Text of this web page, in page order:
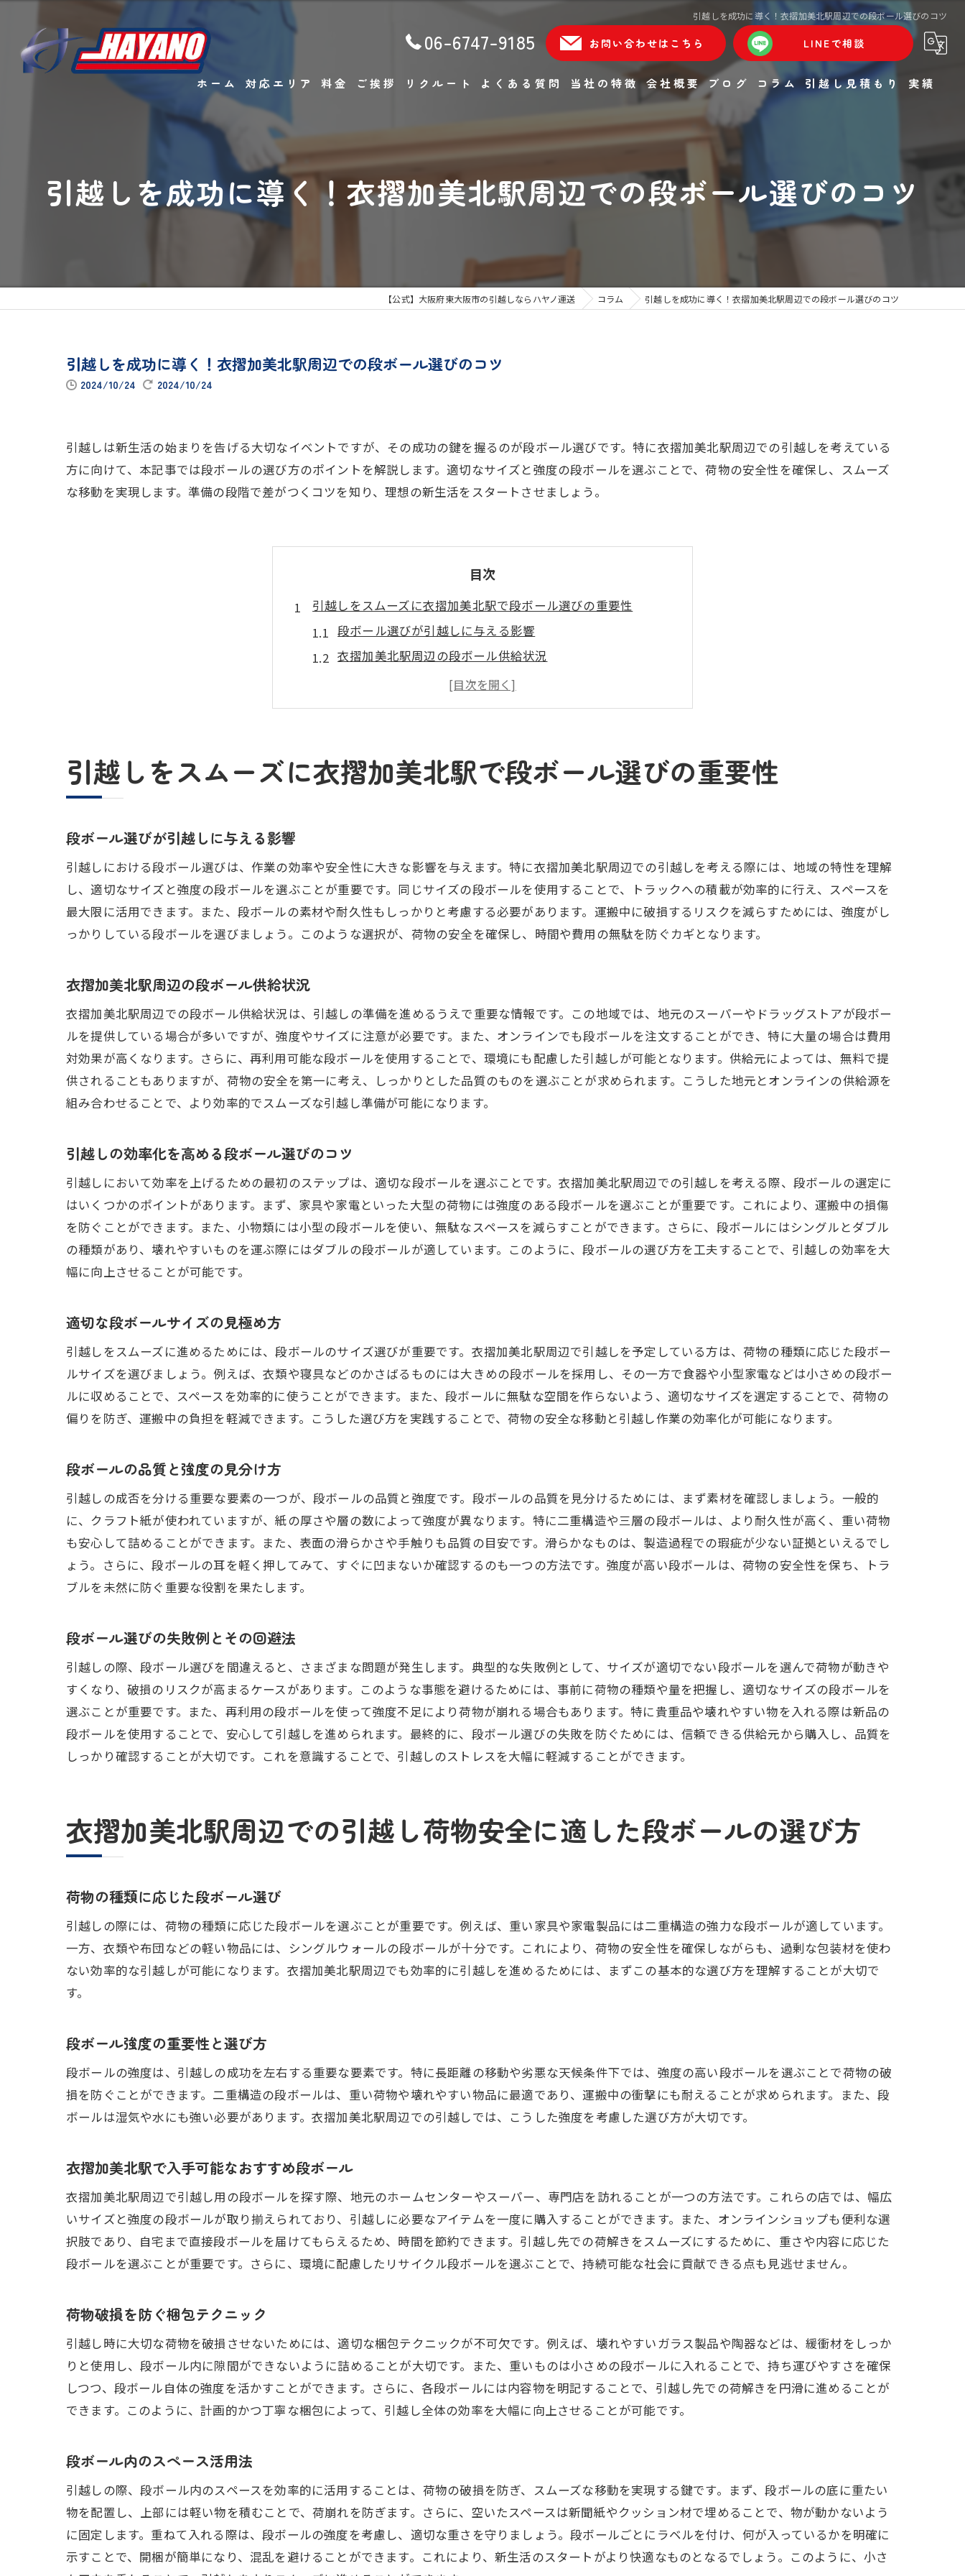
引越しを成功に導く！衣摺加美北駅周辺での段ボール選びのコツ
06-6747-9185 お問い合わせはこちら LINEで相談
ホーム 対応エリア 料金 ご挨拶 リクルート よくある質問 当社の特徴
軽貨物
会社概要 ブログ コラム 引越し見積もり 実績
引越しを成功に導く！衣摺加美北駅周辺での段ボール選びのコツ
【公式】大阪府東大阪市の引越しならハヤノ運送 コラム 引越しを成功に導く！衣摺加美北駅周辺での段ボール選びのコツ
引越しを成功に導く！衣摺加美北駅周辺での段ボール選びのコツ
2024/10/24 2024/10/24
引越しは新生活の始まりを告げる大切なイベントですが、その成功の鍵を握るのが段ボール選びです。特に衣摺加美北駅周辺での引越しを考えている
方に向けて、本記事では段ボールの選び方のポイントを解説します。適切なサイズと強度の段ボールを選ぶことで、荷物の安全性を確保し、スムーズ
な移動を実現します。準備の段階で差がつくコツを知り、理想の新生活をスタートさせましょう。
目次
引越しをスムーズに衣摺加美北駅で段ボール選びの重要性
段ボール選びが引越しに与える影響
衣摺加美北駅周辺の段ボール供給状況
引越しの効率化を高める段ボール選びのコツ
適切な段ボールサイズの見極め方
段ボール選びの失敗例とその回避法
衣摺加美北駅周辺での引越し荷物安全に適した段ボールの選び方
衣摺加美北駅で入手可能なおすすめ段ボール
荷物破損を防ぐ梱包テクニック
段ボール内のスペース活用法
環境に優しい段ボールの選択肢
段ボールを使った整理整頓術
引越し後の段ボールの再利用法
段ボールの保管方法と注意点
無駄のない段ボールの選び方
段ボールを用いた効率的な引越し準備
衣摺加美北駅付近での段ボール購入先
引越し先に合わせた段ボール選びのポイント
荷物の種類別段ボールサイズガイド
引越し計画に役立つ段ボール選びのチェックリスト
段ボール選びに失敗しないための事前準備
段ボールの耐久性とその判断基準
引越し業者が選ぶ段ボールの特徴
プロ直伝の段ボール選びテクニック
衣摺加美北駅周辺での段ボール購入の流れ
段ボール選びで失敗しないためのポイント
引越し準備を効率化する段ボール選びのステップ
新生活をもっと楽に衣摺加美北駅付近での段ボール選びの秘訣
段ボール選びが新生活のスタートを左右する理由
衣摺加美北駅での段ボール選びの注意点
快適な新生活を実現する段ボール選び
引越し後の段ボール活用法
引越しストレスを軽減する衣摺加美北駅での段ボール選びの技
段ボール選びで引越しがこんなに楽になる
段ボール選びが引越しストレスを軽減する理由
引越しをスムーズに衣摺加美北駅で段ボール選びの重要性
段ボール選びが引越しに与える影響
引越しにおける段ボール選びは、作業の効率や安全性に大きな影響を与えます。特に衣摺加美北駅周辺での引越しを考える際には、地域の特性を理解
し、適切なサイズと強度の段ボールを選ぶことが重要です。同じサイズの段ボールを使用することで、トラックへの積載が効率的に行え、スペースを
最大限に活用できます。また、段ボールの素材や耐久性もしっかりと考慮する必要があります。運搬中に破損するリスクを減らすためには、強度がし
っかりしている段ボールを選びましょう。このような選択が、荷物の安全を確保し、時間や費用の無駄を防ぐカギとなります。
衣摺加美北駅周辺の段ボール供給状況
衣摺加美北駅周辺での段ボール供給状況は、引越しの準備を進めるうえで重要な情報です。この地域では、地元のスーパーやドラッグストアが段ボー
ルを提供している場合が多いですが、強度やサイズに注意が必要です。また、オンラインでも段ボールを注文することができ、特に大量の場合は費用
対効果が高くなります。さらに、再利用可能な段ボールを使用することで、環境にも配慮した引越しが可能となります。供給元によっては、無料で提
供されることもありますが、荷物の安全を第一に考え、しっかりとした品質のものを選ぶことが求められます。こうした地元とオンラインの供給源を
組み合わせることで、より効率的でスムーズな引越し準備が可能になります。
引越しの効率化を高める段ボール選びのコツ
引越しにおいて効率を上げるための最初のステップは、適切な段ボールを選ぶことです。衣摺加美北駅周辺での引越しを考える際、段ボールの選定に
はいくつかのポイントがあります。まず、家具や家電といった大型の荷物には強度のある段ボールを選ぶことが重要です。これにより、運搬中の損傷
を防ぐことができます。また、小物類には小型の段ボールを使い、無駄なスペースを減らすことができます。さらに、段ボールにはシングルとダブル
の種類があり、壊れやすいものを運ぶ際にはダブルの段ボールが適しています。このように、段ボールの選び方を工夫することで、引越しの効率を大
幅に向上させることが可能です。
適切な段ボールサイズの見極め方
引越しをスムーズに進めるためには、段ボールのサイズ選びが重要です。衣摺加美北駅周辺で引越しを予定している方は、荷物の種類に応じた段ボー
ルサイズを選びましょう。例えば、衣類や寝具などのかさばるものには大きめの段ボールを採用し、その一方で食器や小型家電などは小さめの段ボー
ルに収めることで、スペースを効率的に使うことができます。また、段ボールに無駄な空間を作らないよう、適切なサイズを選定することで、荷物の
偏りを防ぎ、運搬中の負担を軽減できます。こうした選び方を実践することで、荷物の安全な移動と引越し作業の効率化が可能になります。
段ボールの品質と強度の見分け方
引越しの成否を分ける重要な要素の一つが、段ボールの品質と強度です。段ボールの品質を見分けるためには、まず素材を確認しましょう。一般的
に、クラフト紙が使われていますが、紙の厚さや層の数によって強度が異なります。特に二重構造や三層の段ボールは、より耐久性が高く、重い荷物
も安心して詰めることができます。また、表面の滑らかさや手触りも品質の目安です。滑らかなものは、製造過程での瑕疵が少ない証拠といえるでし
ょう。さらに、段ボールの耳を軽く押してみて、すぐに凹まないか確認するのも一つの方法です。強度が高い段ボールは、荷物の安全性を保ち、トラ
ブルを未然に防ぐ重要な役割を果たします。
段ボール選びの失敗例とその回避法
引越しの際、段ボール選びを間違えると、さまざまな問題が発生します。典型的な失敗例として、サイズが適切でない段ボールを選んで荷物が動きや
すくなり、破損のリスクが高まるケースがあります。このような事態を避けるためには、事前に荷物の種類や量を把握し、適切なサイズの段ボールを
選ぶことが重要です。また、再利用の段ボールを使って強度不足により荷物が崩れる場合もあります。特に貴重品や壊れやすい物を入れる際は新品の
段ボールを使用することで、安心して引越しを進められます。最終的に、段ボール選びの失敗を防ぐためには、信頼できる供給元から購入し、品質を
しっかり確認することが大切です。これを意識することで、引越しのストレスを大幅に軽減することができます。
衣摺加美北駅周辺での引越し荷物安全に適した段ボールの選び方
荷物の種類に応じた段ボール選び
引越しの際には、荷物の種類に応じた段ボールを選ぶことが重要です。例えば、重い家具や家電製品には二重構造の強力な段ボールが適しています。
一方、衣類や布団などの軽い物品には、シングルウォールの段ボールが十分です。これにより、荷物の安全性を確保しながらも、過剰な包装材を使わ
ない効率的な引越しが可能になります。衣摺加美北駅周辺でも効率的に引越しを進めるためには、まずこの基本的な選び方を理解することが大切で
す。
段ボール強度の重要性と選び方
段ボールの強度は、引越しの成功を左右する重要な要素です。特に長距離の移動や劣悪な天候条件下では、強度の高い段ボールを選ぶことで荷物の破
損を防ぐことができます。二重構造の段ボールは、重い荷物や壊れやすい物品に最適であり、運搬中の衝撃にも耐えることが求められます。また、段
ボールは湿気や水にも強い必要があります。衣摺加美北駅周辺での引越しでは、こうした強度を考慮した選び方が大切です。
衣摺加美北駅で入手可能なおすすめ段ボール
衣摺加美北駅周辺で引越し用の段ボールを探す際、地元のホームセンターやスーパー、専門店を訪れることが一つの方法です。これらの店では、幅広
いサイズと強度の段ボールが取り揃えられており、引越しに必要なアイテムを一度に購入することができます。また、オンラインショップも便利な選
択肢であり、自宅まで直接段ボールを届けてもらえるため、時間を節約できます。引越し先での荷解きをスムーズにするために、重さや内容に応じた
段ボールを選ぶことが重要です。さらに、環境に配慮したリサイクル段ボールを選ぶことで、持続可能な社会に貢献できる点も見逃せません。
荷物破損を防ぐ梱包テクニック
引越し時に大切な荷物を破損させないためには、適切な梱包テクニックが不可欠です。例えば、壊れやすいガラス製品や陶器などは、緩衝材をしっか
りと使用し、段ボール内に隙間ができないように詰めることが大切です。また、重いものは小さめの段ボールに入れることで、持ち運びやすさを確保
しつつ、段ボール自体の強度を活かすことができます。さらに、各段ボールには内容物を明記することで、引越し先での荷解きを円滑に進めることが
できます。このように、計画的かつ丁寧な梱包によって、引越し全体の効率を大幅に向上させることが可能です。
段ボール内のスペース活用法
引越しの際、段ボール内のスペースを効率的に活用することは、荷物の破損を防ぎ、スムーズな移動を実現する鍵です。まず、段ボールの底に重たい
物を配置し、上部には軽い物を積むことで、荷崩れを防ぎます。さらに、空いたスペースは新聞紙やクッション材で埋めることで、物が動かないよう
に固定します。重ねて入れる際は、段ボールの強度を考慮し、適切な重さを守りましょう。段ボールごとにラベルを付け、何が入っているかを明確に
示すことで、開梱が簡単になり、混乱を避けることができます。これにより、新生活のスタートがより快適なものとなるでしょう。このように、小さ